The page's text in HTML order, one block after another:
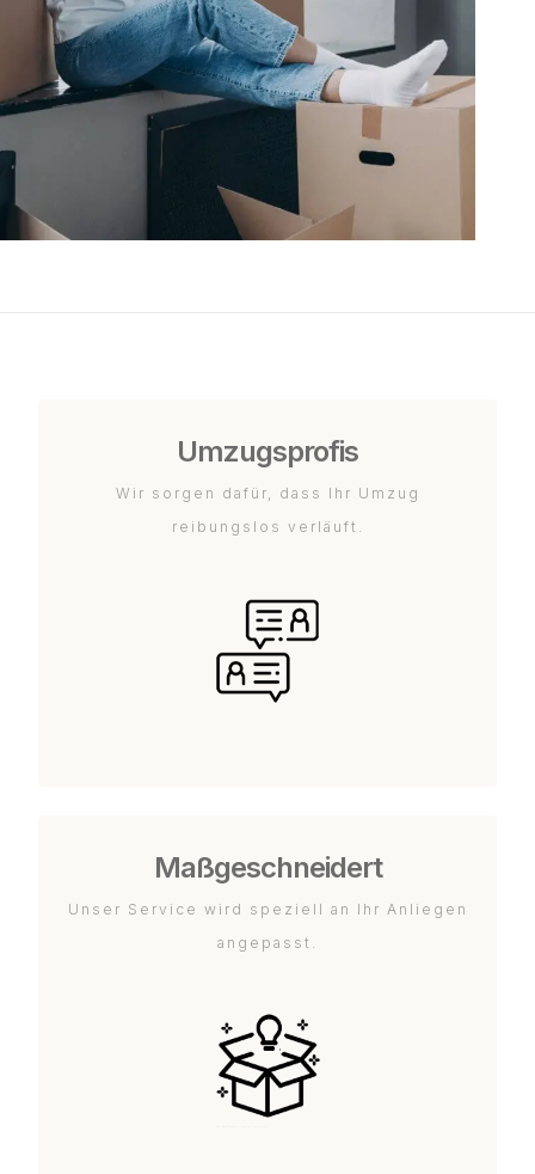
Umzugsprofis
Wir sorgen dafür, dass Ihr Umzug
reibungslos verläuft.
Maßgeschneidert
Unser Service wird speziell an Ihr Anliegen
angepasst.